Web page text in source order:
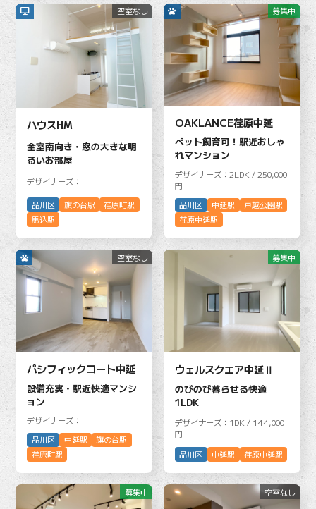
ハウスHM
全室南向き・窓の大きな明
るいお部屋
デザイナーズ：
品川区 旗の台駅
荏原町駅
馬込駅
空室なし
OAKLANCE荏原中延
ペット飼育可！駅近おしゃ
れマンション
デザイナーズ：2LDK / 250,000
円
品川区
中延駅
戸越公園駅
荏原中延駅
募集中
パシフィックコート中延
設備充実・駅近快適マンシ
ョン
デザイナーズ：
品川区
中延駅
旗の台駅
荏原町駅
空室なし
ウェルスクエア中延Ⅱ
のびのび暮らせる快適
1LDK
デザイナーズ：1DK / 144,000
円
品川区
中延駅 荏原中延駅
募集中
募集中 空室なし